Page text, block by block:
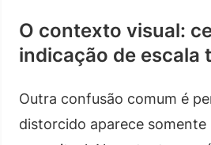
O contexto visual:
indicação de escala
Outra confusão comum é
distorcido aparece